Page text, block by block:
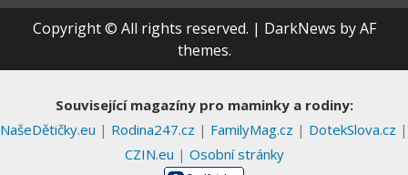
Copyright © All rights reserved. | DarkNews by AF
themes.
Související magazíny pro maminky a rodiny:
NašeDětičky.eu | Rodina247.cz | FamilyMag.cz | DotekSlova.cz |
CZIN.eu | Osobní stránky